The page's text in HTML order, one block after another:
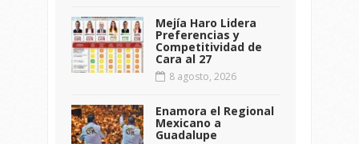
Mejía Haro Lidera
Preferencias y
Competitividad de
Cara al 27
8 agosto, 2026
Enamora el Regional
Mexicano a
Guadalupe